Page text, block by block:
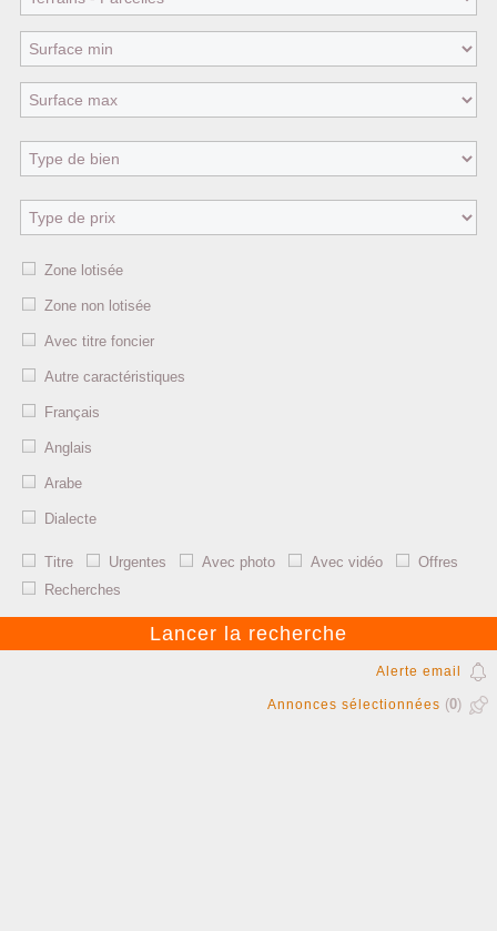
Zone lotisée
Zone non lotisée
Avec titre foncier
Autre caractéristiques
Français
Anglais
Arabe
Dialecte
Titre Urgentes Avec photo Avec vidéo
Offres
Recherches
Alerte email
Annonces sélectionnées (0)